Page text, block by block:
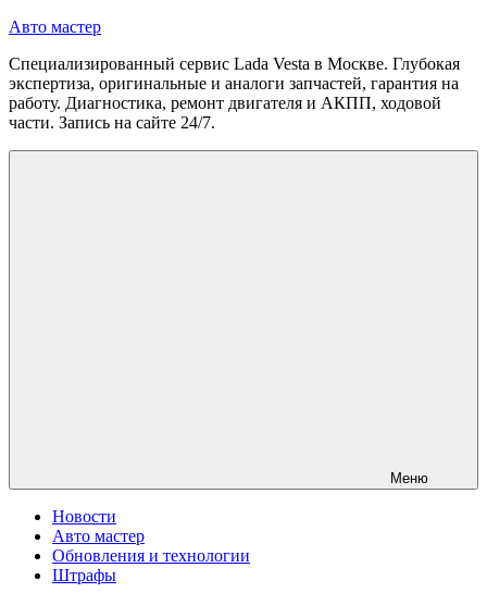
Перейти
содержимому
Авто мастер
Специализированный сервис Lada Vesta в Москве. Глубокая
экспертиза, оригинальные и аналоги запчастей, гарантия на
работу. Диагностика, ремонт двигателя и АКПП, ходовой
части. Запись на сайте 24/7.
Меню
Новости
Авто мастер
Обновления и технологии
Штрафы